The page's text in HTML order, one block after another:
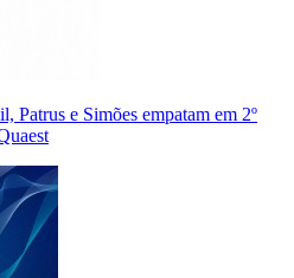
e Simões empatam em 2º